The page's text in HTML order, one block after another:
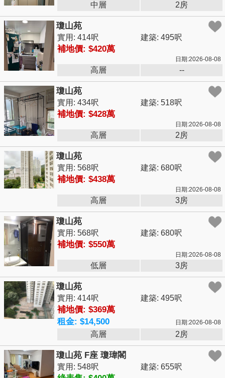
中層 2房
瓊山苑
實用: 414呎 建築: 495呎
補地價: $420萬
日期:2026-08-08
高層 --
瓊山苑
實用: 434呎 建築: 518呎
補地價: $428萬
日期:2026-08-08
高層 2房
瓊山苑
實用: 568呎 建築: 680呎
補地價: $438萬
日期:2026-08-08
高層 3房
瓊山苑
實用: 568呎 建築: 680呎
補地價: $550萬
日期:2026-08-08
低層 3房
瓊山苑
實用: 414呎 建築: 495呎
補地價: $369萬
租金: $14,500
日期:2026-08-08
高層 2房
瓊山苑 F座 瓊瑋閣
實用: 548呎 建築: 655呎